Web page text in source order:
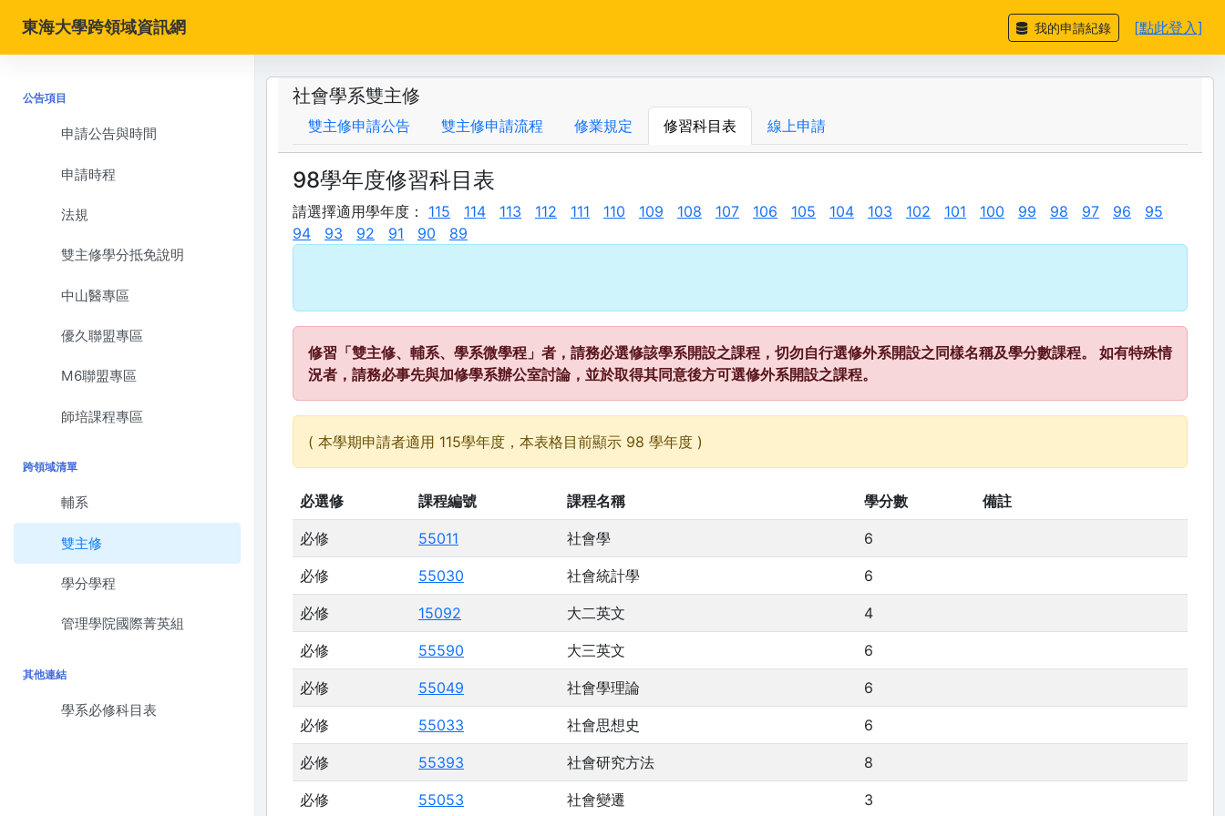
東海大學跨領域資訊網 我的申請紀錄 [點此登入]
公告項目
申請公告與時間
申請時程
法規
雙主修學分抵免說明
中山醫專區
優久聯盟專區
M6聯盟專區
師培課程專區
跨領域清單
輔系
雙主修
學分學程
管理學院國際菁英組
其他連結
學系必修科目表
社會學系雙主修
雙主修申請公告 雙主修申請流程 修業規定 修習科目表 線上申請
98學年度修習科目表
請選擇適用學年度： 115 114 113 112 111 110 109 108 107 106 105 104 103 102 101 100 99 98 97 96
95
94
93 92 91 90 89
修習「雙主修、輔系、學系微學程」者，請務必選修該學系開設之課程，切勿自行選修外系開設之同樣名稱及學分數課程。 如有特殊情
況者，請務必事先與加修學系辦公室討論，並於取得其同意後方可選修外系開設之課程。
( 本學期申請者適用 115學年度，本表格目前顯示 98 學年度 )
必選修 課程編號 課程名稱 學分數 備註
必修 55011 社會學 6
必修 55030 社會統計學 6
必修 15092 大二英文 4
必修 55590 大三英文 6
必修 55049 社會學理論 6
必修 55033 社會思想史 6
必修 55393 社會研究方法 8
必修 55053 社會變遷 3